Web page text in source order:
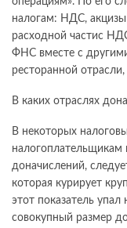
налогам: НДС,
расходной частис
ФНС вместе с
ресторанной
В каких отраслях
В некоторых
налогоплательщикам
доначислений,
которая курирует
этот показатель
совокупный размер